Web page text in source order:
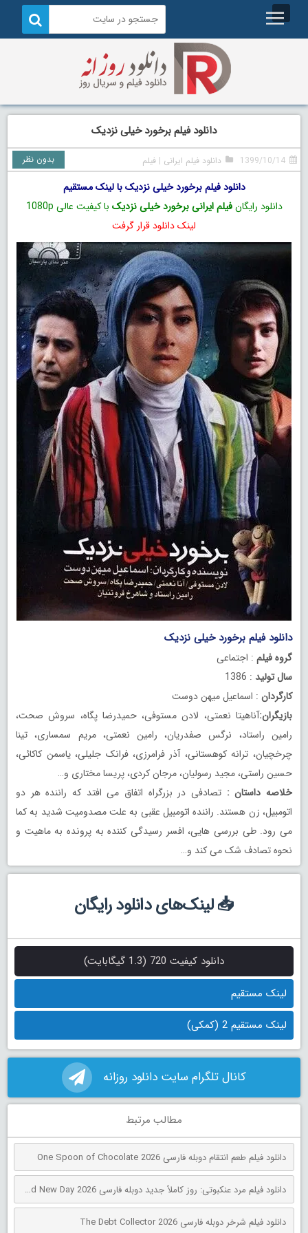
دانلود فیلم برخورد خیلی نزدیک
1399/10/14 دانلود فیلم ایرانی |فیلم بدون نظر
دانلود فیلم برخورد خیلی نزدیک با لینک مستقیم
دانلود رایگانفیلم ایرانی برخورد خیلی نزدیک با کیفیت عالی 1080p
لینک دانلود قرار گرفت
دانلود فیلم برخورد خیلی نزدیک
گروه فیلم : اجتماعی
سال تولید : 1386
کارگردان : اسماعیل میهن دوست
بازیگران:آناهیتا نعمتی، لادن مستوفی، حمیدرضا پگاه، سروش صحت،
رامین راستاد، نرگس صفدریان، رامین نعمتی، مریم سمساری، تینا
چرخچیان، ترانه کوهستانی، آذر فرامرزی، فرانک جلیلی، یاسمن کاکائی،
حسین راستی، مجید رسولیان، مرجان کردی، پریسا مختاری و…
خلاصه داستان : تصادفی در بزرگراه اتفاق می افتد که راننده هر دو
اتومبیل، زن هستند. راننده اتومبیل عقبی به علت مصدومیت شدید به کما
می رود. طی بررسی هایی، افسر رسیدگی کننده به پرونده به ماهیت و
نحوه تصادف شک می کند و…
📥 لینک‌های دانلود رایگان
دانلود کیفیت 720 (1.3 گیگابایت)
لینک مستقیم
لینک مستقیم 2 (کمکی)
کانال تلگرام سایت دانلود روزانه
مطالب مرتبط
دانلود فیلم طعم انتقام دوبله فارسی One Spoon of Chocolate 2026
دانلود فیلم مرد عنکبوتی: روز کاملاً جدید دوبله فارسی Spider-Man: Brand New Day 2026
دانلود فیلم شرخر دوبله فارسی The Debt Collector 2026